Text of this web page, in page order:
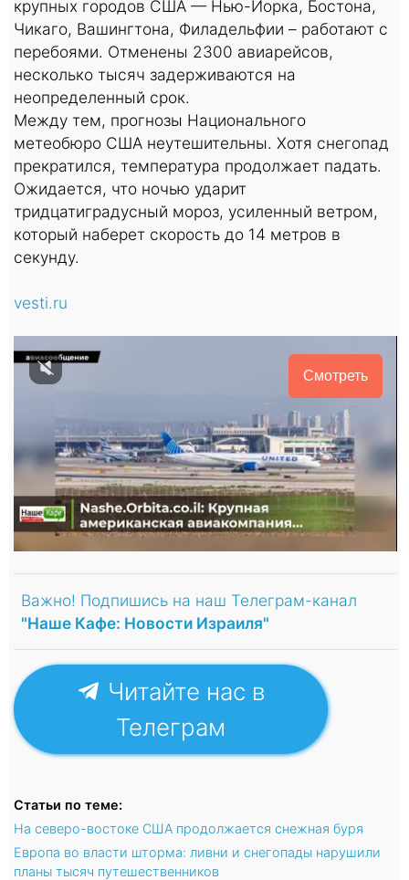
крупных городов США — Нью-Йорка, Бостона,
Чикаго, Вашингтона, Филадельфии – работают с
перебоями. Отменены 2300 авиарейсов,
несколько тысяч задерживаются на
неопределенный срок.
Между тем, прогнозы Национального
метеобюро США неутешительны. Хотя снегопад
прекратился, температура продолжает падать.
Ожидается, что ночью ударит
тридцатиградусный мороз, усиленный ветром,
который наберет скорость до 14 метров в
секунду.
vesti.ru
Смотреть
Важно! Подпишись на наш Телеграм-канал
"Наше Кафе: Новости Израиля"
Читайте нас в
Телеграм
Статьи по теме:
На северо-востоке США продолжается снежная буря
Европа во власти шторма: ливни и снегопады нарушили
планы тысяч путешественников